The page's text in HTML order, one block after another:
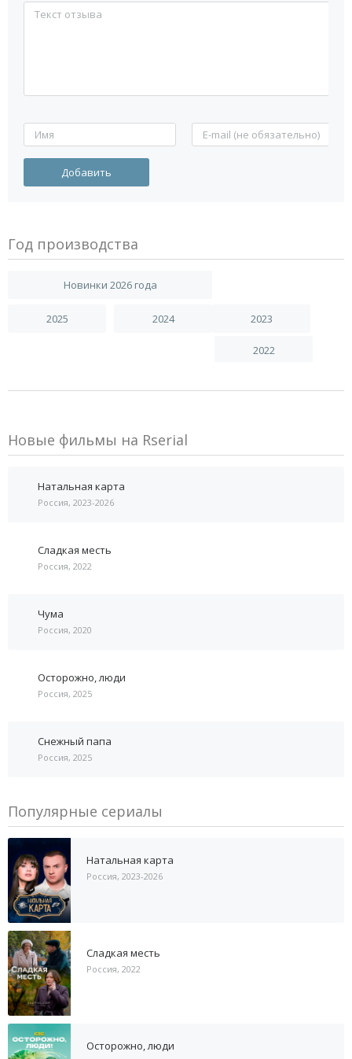
Год производства
Новинки 2026 года
2025 2024 2023
2022
Новые фильмы на Rserial
Натальная карта
Россия, 2023-2026
Сладкая месть
Россия, 2022
Чума
Россия, 2020
Осторожно, люди
Россия, 2025
Снежный папа
Россия, 2025
Популярные сериалы
Натальная карта
Россия, 2023-2026
Сладкая месть
Россия, 2022
Осторожно, люди